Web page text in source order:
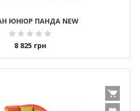
ЮНІОР ПАНДА NEW
8 825 грн